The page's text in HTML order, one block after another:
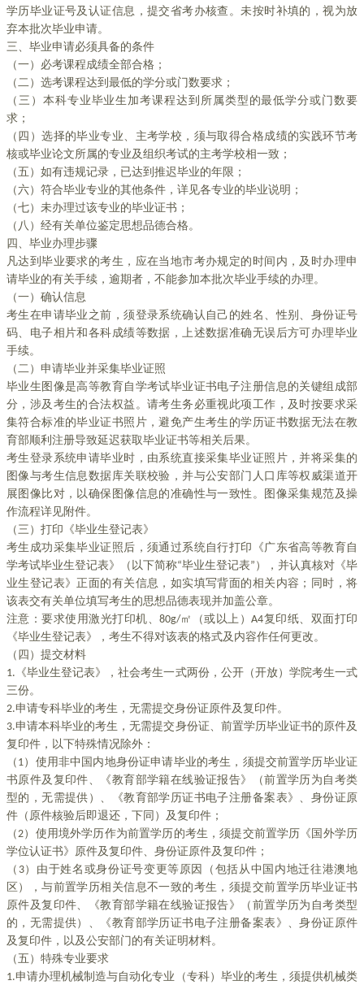
学历毕业证号及认证信息，提交省考办核查。未按时补填的，视为放
弃本批次毕业申请。
三、毕业申请必须具备的条件
（一）必考课程成绩全部合格；
（二）选考课程达到最低的学分或门数要求；
（三）本科专业毕业生加考课程达到所属类型的最低学分或门数要
求；
（四）选择的毕业专业、主考学校，须与取得合格成绩的实践环节考
核或毕业论文所属的专业及组织考试的主考学校相一致；
（五）如有违规记录，已达到推迟毕业的年限；
（六）符合毕业专业的其他条件，详见各专业的毕业说明；
（七）未办理过该专业的毕业证书；
（八）经有关单位鉴定思想品德合格。
四、毕业办理步骤
凡达到毕业要求的考生，应在当地市考办规定的时间内，及时办理申
请毕业的有关手续，逾期者，不能参加本批次毕业手续的办理。
（一）确认信息
考生在申请毕业之前，须登录系统确认自己的姓名、性别、身份证号
码、电子相片和各科成绩等数据，上述数据准确无误后方可办理毕业
手续。
（二）申请毕业并采集毕业证照
毕业生图像是高等教育自学考试毕业证书电子注册信息的关键组成部
分，涉及考生的合法权益。请考生务必重视此项工作，及时按要求采
集符合标准的毕业证书照片，避免产生考生的学历证书数据无法在教
育部顺利注册导致延迟获取毕业证书等相关后果。
考生登录系统申请毕业时，由系统直接采集毕业证照片，并将采集的
图像与考生信息数据库关联校验，并与公安部门人口库等权威渠道开
展图像比对，以确保图像信息的准确性与一致性。图像采集规范及操
作流程详见附件。
（三）打印《毕业生登记表》
考生成功采集毕业证照后，须通过系统自行打印《广东省高等教育自
学考试毕业生登记表》（以下简称“毕业生登记表”），并认真核对《毕
业生登记表》正面的有关信息，如实填写背面的相关内容；同时，将
该表交有关单位填写考生的思想品德表现并加盖公章。
注意：要求使用激光打印机、80g/㎡（或以上）A4复印纸、双面打印
《毕业生登记表》，考生不得对该表的格式及内容作任何更改。
（四）提交材料
1.《毕业生登记表》，社会考生一式两份，公开（开放）学院考生一式
三份。
2.申请专科毕业的考生，无需提交身份证原件及复印件。
3.申请本科毕业的考生，无需提交身份证、前置学历毕业证书的原件及
复印件，以下特殊情况除外：
（1）使用非中国内地身份证申请毕业的考生，须提交前置学历毕业证
书原件及复印件、《教育部学籍在线验证报告》（前置学历为自考类
型的，无需提供）、《教育部学历证书电子注册备案表》、身份证原
件（原件核验后即退还，下同）及复印件；
（2）使用境外学历作为前置学历的考生，须提交前置学历《国外学历
学位认证书》原件及复印件、身份证原件及复印件；
（3）由于姓名或身份证号变更等原因（包括从中国内地迁往港澳地
区），与前置学历相关信息不一致的考生，须提交前置学历毕业证书
原件及复印件、《教育部学籍在线验证报告》（前置学历为自考类型
的，无需提供）、《教育部学历证书电子注册备案表》、身份证原件
及复印件，以及公安部门的有关证明材料。
（五）特殊专业要求
1.申请办理机械制造与自动化专业（专科）毕业的考生，须提供机械类